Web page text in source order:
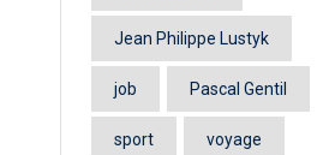
Jean Philippe Lustyk
job Pascal Gentil
sport voyage